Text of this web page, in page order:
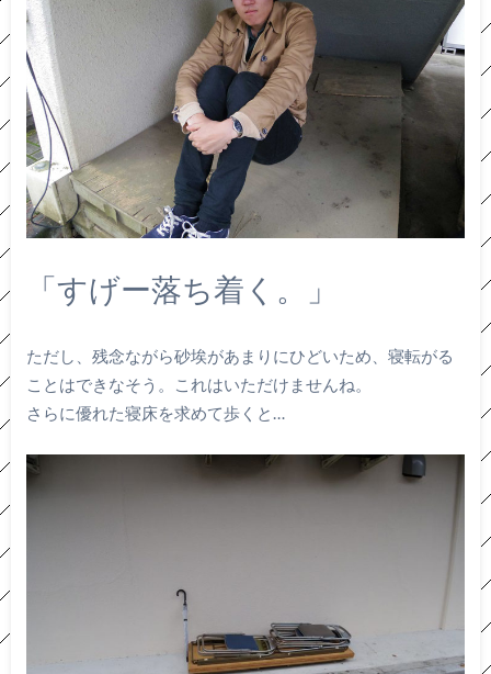
「すげー落ち着く。」
ただし、残念ながら砂埃があまりにひどいため、寝転がる
ことはできなそう。これはいただけませんね。
さらに優れた寝床を求めて歩くと…